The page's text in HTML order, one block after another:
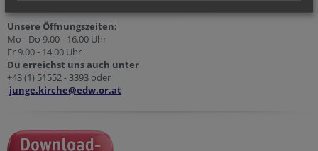
Unsere Öffnungszeiten:
Mo - Do 9.00 - 16.00 Uhr
Fr 9.00 - 14.00 Uhr
Du erreichst uns auch unter
+43 (1) 51552 - 3393 oder
junge.kirche@edw.or.at